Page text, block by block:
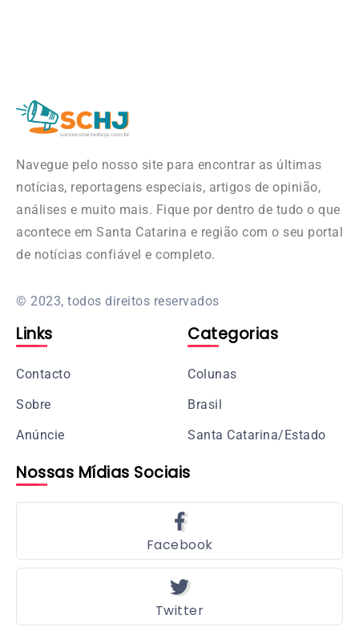
Navegue pelo nosso site para encontrar as últimas
notícias, reportagens especiais, artigos de opinião,
análises e muito mais. Fique por dentro de tudo o que
acontece em Santa Catarina e região com o seu portal
de notícias confiável e completo.
© 2023, todos direitos reservados
Links
Contacto
Sobre
Anúncie
Categorias
Colunas
Brasil
Santa Catarina/Estado
Nossas Mídias Sociais
Facebook
Twitter